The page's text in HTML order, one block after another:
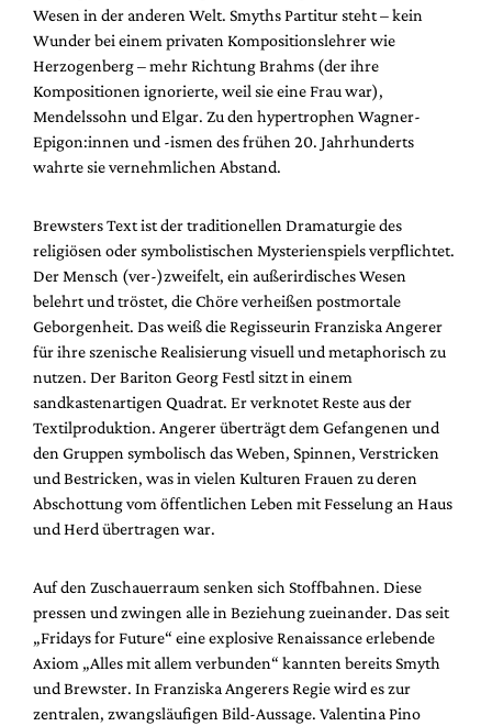
Wesen in der anderen Welt. Smyths Partitur steht – kein
Wunder bei einem privaten Kompositionslehrer wie
Herzogenberg – mehr Richtung Brahms (der ihre
Kompositionen ignorierte, weil sie eine Frau war),
Mendelssohn und Elgar. Zu den hypertrophen Wagner-
Epigon:innen und -ismen des frühen 20. Jahrhunderts
wahrte sie vernehmlichen Abstand.
Brewsters Text ist der traditionellen Dramaturgie des
religiösen oder symbolistischen Mysterienspiels verpflichtet.
Der Mensch (ver-)zweifelt, ein außerirdisches Wesen
belehrt und tröstet, die Chöre verheißen postmortale
Geborgenheit. Das weiß die Regisseurin Franziska Angerer
für ihre szenische Realisierung visuell und metaphorisch zu
nutzen. Der Bariton Georg Festl sitzt in einem
sandkastenartigen Quadrat. Er verknotet Reste aus der
Textilproduktion. Angerer überträgt dem Gefangenen und
den Gruppen symbolisch das Weben, Spinnen, Verstricken
und Bestricken, was in vielen Kulturen Frauen zu deren
Abschottung vom öffentlichen Leben mit Fesselung an Haus
und Herd übertragen war.
Auf den Zuschauerraum senken sich Stoffbahnen. Diese
pressen und zwingen alle in Beziehung zueinander. Das seit
„Fridays for Future“ eine explosive Renaissance erlebende
Axiom „Alles mit allem verbunden“ kannten bereits Smyth
und Brewster. In Franziska Angerers Regie wird es zur
zentralen, zwangsläufigen Bild-Aussage. Valentina Pino